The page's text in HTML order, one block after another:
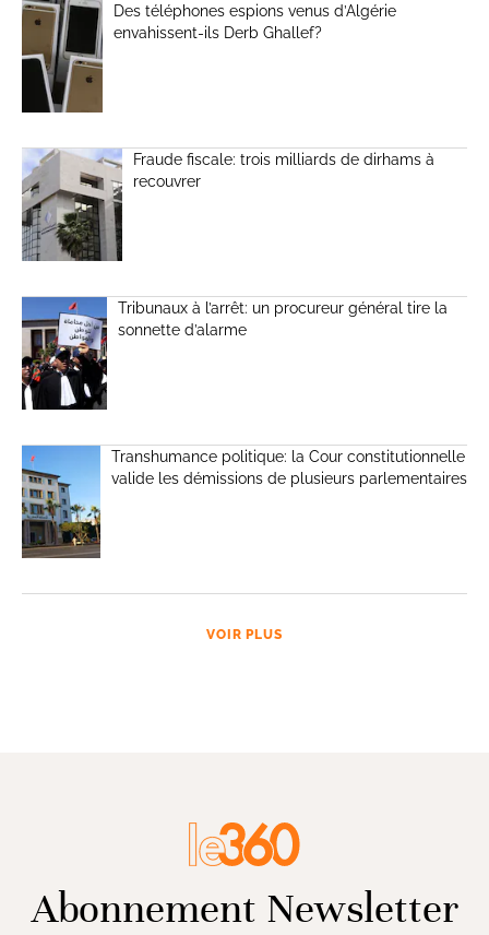
Des téléphones espions venus d’Algérie
envahissent-ils Derb Ghallef?
Fraude fiscale: trois milliards de dirhams à
recouvrer
Tribunaux à l’arrêt: un procureur général tire la
sonnette d’alarme
Transhumance politique: la Cour constitutionnelle
valide les démissions de plusieurs parlementaires
VOIR PLUS
Abonnement Newsletter